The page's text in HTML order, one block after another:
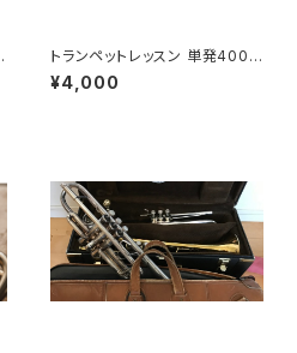
トランペットレッスン 単発4000
円/ 1レッスン約40〜50分
¥4,000